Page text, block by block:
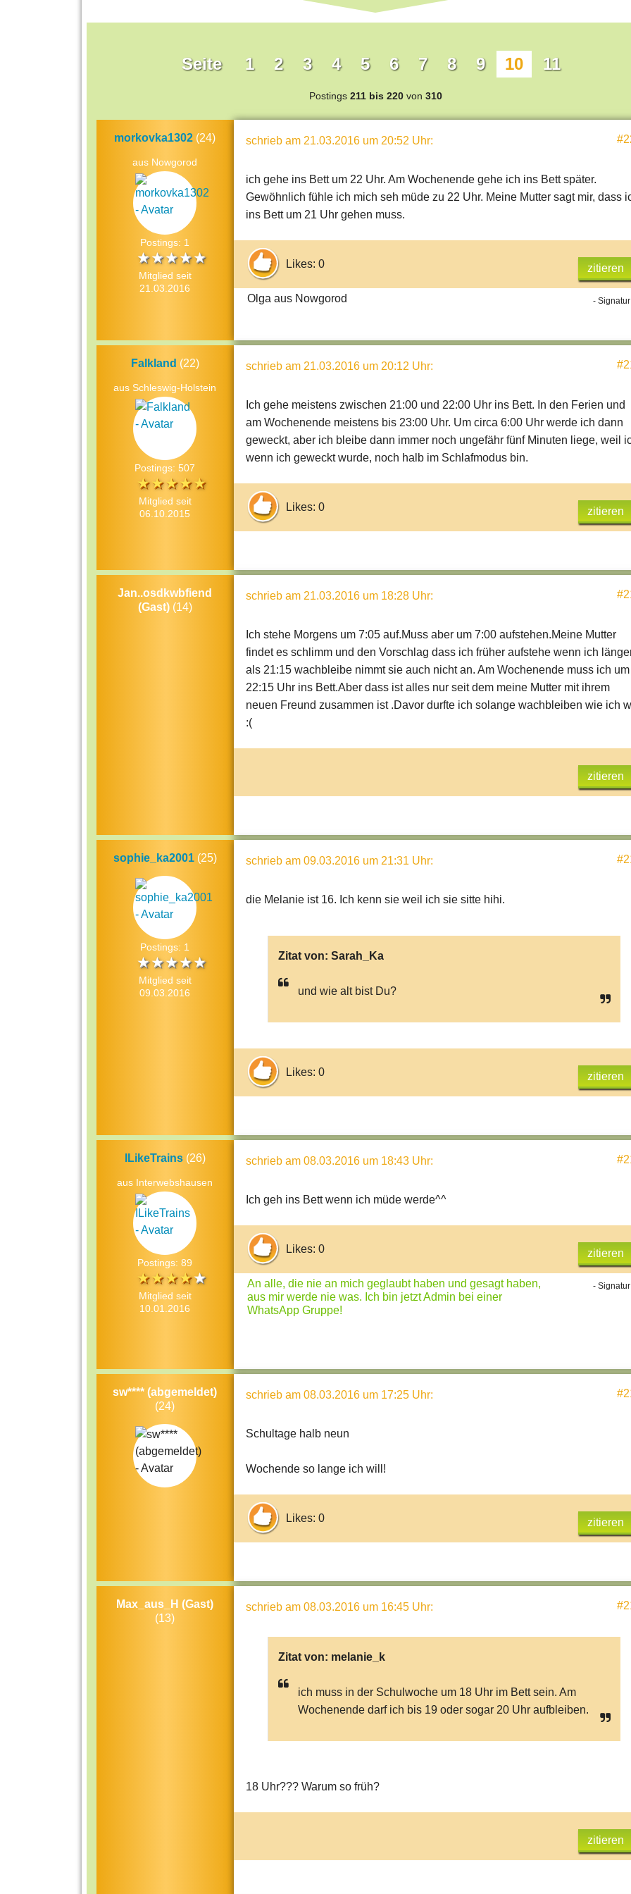
Seite 1 2 3 4 5 6 7 8 9 10 11
Postings 211 bis 220von 310
morkovka1302 (24)
aus Nowgorod
Postings: 1
Mitglied seit
21.03.2016
schrieb am 21.03.2016 um 20:52 Uhr:
ich gehe ins Bett um 22 Uhr. Am Wochenende gehe ich ins Bett später.
Gewöhnlich fühle ich mich seh müde zu 22 Uhr. Meine Mutter sagt mir, dass
ins Bett um 21 Uhr gehen muss.
Likes: 0 zitieren
-
Olga aus Nowgorod
Falkland (22)
aus Schleswig-Holstein
Postings: 507
Mitglied seit
06.10.2015
schrieb am 21.03.2016 um 20:12 Uhr:
Ich gehe meistens zwischen 21:00 und 22:00 Uhr ins Bett. In den Ferien und
am Wochenende meistens bis 23:00 Uhr. Um circa 6:00 Uhr werde ich dann
geweckt, aber ich bleibe dann immer noch ungefähr fünf Minuten liege, weil
wenn ich geweckt wurde, noch halb im Schlafmodus bin.
Likes: 0 zitieren
Jan..osdkwbfiend
(Gast)(14)
schrieb am 21.03.2016 um 18:28 Uhr:
Ich stehe Morgens um 7:05 auf.Muss aber um 7:00 aufstehen.Meine Mutter
findet es schlimm und den Vorschlag dass ich früher aufstehe wenn ich
als 21:15 wachbleibe nimmt sie auch nicht an. Am Wochenende muss ich um
22:15 Uhr ins Bett.Aber dass ist alles nur seit dem meine Mutter mit ihrem
neuen Freund zusammen ist .Davor durfte ich solange wachbleiben wie ich
:(
zitieren
sophie_ka2001(25)
Postings: 1
Mitglied seit
09.03.2016
schrieb am 09.03.2016 um 21:31 Uhr:
die Melanie ist 16. Ich kenn sie weil ich sie sitte hihi.
Zitat von: Sarah_Ka
und wie alt bist Du?
Likes: 0 zitieren
ILikeTrains(26)
aus Interwebshausen
Postings: 89
Mitglied seit
10.01.2016
schrieb am 08.03.2016 um 18:43 Uhr:
Ich geh ins Bett wenn ich müde werde^^
Likes: 0 zitieren
-
An alle, die nie an mich geglaubt haben und gesagt haben,
aus mir werde nie was. Ich bin jetzt Admin bei einer
WhatsApp Gruppe!
sw**** (abgemeldet)
(24)
schrieb am 08.03.2016 um 17:25 Uhr:
Schultage halb neun
Wochende so lange ich will!
Likes: 0 zitieren
Max_aus_H (Gast)
(13)
schrieb am 08.03.2016 um 16:45 Uhr:
Zitat von: melanie_k
ich muss in der Schulwoche um 18 Uhr im Bett sein. Am
Wochenende darf ich bis 19 oder sogar 20 Uhr aufbleiben.
18 Uhr??? Warum so früh?
zitieren